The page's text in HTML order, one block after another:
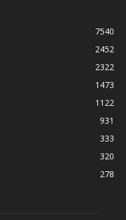
7540
2452
2322
1473
1122
931
333
320
278